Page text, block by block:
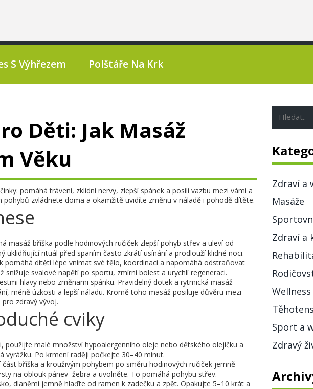
S Výhřezem Polštáře Na Krk
Děti: Jak Masáž
Věku
pomáhá trávení, zklidní nervy, zlepší spánek a posílí vazbu mezi vámi a
zvládnete doma a okamžitě uvidíte změnu v náladě i pohodě dítěte.
masáž bříška podle hodinových ručiček zlepší pohyb střev a uleví od
rituál před spaním často zkrátí usínání a prodlouží klidné noci.
dítěti lépe vnímat své tělo, koordinaci a napomáhá odstraňovat
svalové napětí po sportu, zmírní bolest a urychlí regeneraci.
hlavy nebo změnami spánku. Pravidelný dotek a rytmická masáž
méně úzkosti a lepší náladu. Kromě toho masáž posiluje důvěru mezi
zdravý vývoj.
cviky
použijte malé množství hypoalergenního oleje nebo dětského olejíčku a
Po krmení raději počkejte 30–40 minut.
bříška a krouživým pohybem po směru hodinových ručiček jemně
na oblouk pánev–žebra a uvolněte. To pomáhá pohybu střev.
dlaněmi jemně hlaďte od ramen k zadečku a zpět. Opakujte 5–10 krát a
Zdraví a
Masáže
Zdraví a
Wellness
Sport a
Zdravý